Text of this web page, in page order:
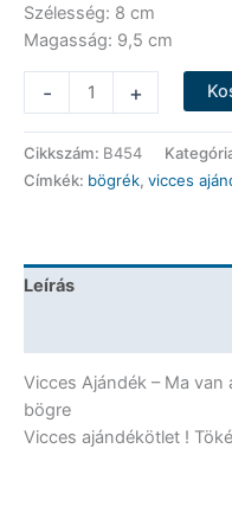
Szélesség: 8 cm
Magasság: 9,5 cm
-
Bögre
-
Ma
van
Szülinapom
Vicces
Ajándék
mennyiség
+
Cikkszám: B454
Címkék: bögrék, vicces
Leírás
Vicces Ajándék – Ma van
bögre
Vicces ajándékötlet !